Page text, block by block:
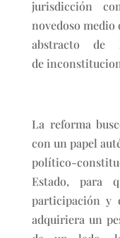
jurisdicción
novedoso
abstracto de
de
La reforma
con un papel
político-
Estado, para
participación y
adquiriera un